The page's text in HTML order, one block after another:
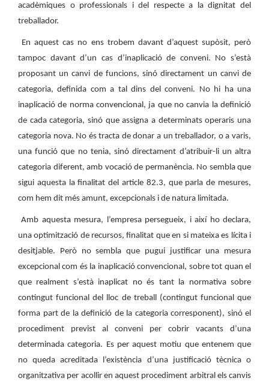
acadèmiques o professionals i del respecte a la dignitat del
treballador.
En aquest cas no ens trobem davant d’aquest supòsit, però
tampoc davant d’un cas d’inaplicació de conveni. No s’està
proposant un canvi de funcions, sinó directament un canvi de
categoria, definida com a tal dins del conveni. No hi ha una
inaplicació de norma convencional, ja que no canvia la definició
de cada categoria, sinó que assigna a determinats operaris una
categoria nova. No és tracta de donar a un treballador, o a varis,
una funció que no tenia, sinó directament d’atribuir-li un altra
categoria diferent, amb vocació de permanència. No sembla que
sigui aquesta la finalitat del article 82.3, que parla de mesures,
com hem dit més amunt, excepcionals i de natura limitada.
Amb aquesta mesura, l’empresa persegueix, i així ho declara,
una optimització de recursos, finalitat que en si mateixa es lícita i
desitjable. Però no sembla que pugui justificar una mesura
excepcional com és la inaplicació convencional, sobre tot quan el
que realment s’està inaplicat no és tant la normativa sobre
contingut funcional del lloc de treball (contingut funcional que
forma part de la definició de la categoria corresponent), sinó el
procediment previst al conveni per cobrir vacants d’una
determinada categoria. Es per aquest motiu que entenem que
no queda acreditada l’existència d’una justificació tècnica o
organitzativa per acollir en aquest procediment arbitral els canvis